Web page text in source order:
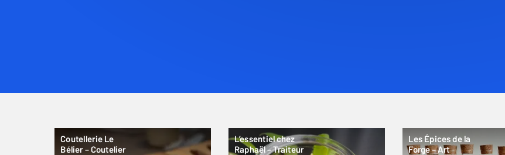
Coutellerie Le
Bélier – Coutelier
L’essentiel chez
Raphaël – Traiteur
Les Épices de la
Forge – Art